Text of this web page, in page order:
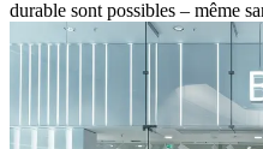
durable sont possibles – même